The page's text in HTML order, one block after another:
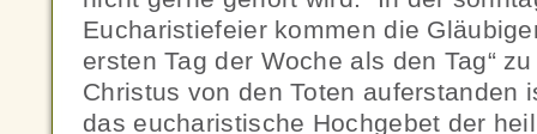
Eucharistiefeier kommen die
ersten Tag der Woche als den Tag“
Christus von den Toten auferstanden
das eucharistische Hochgebet der